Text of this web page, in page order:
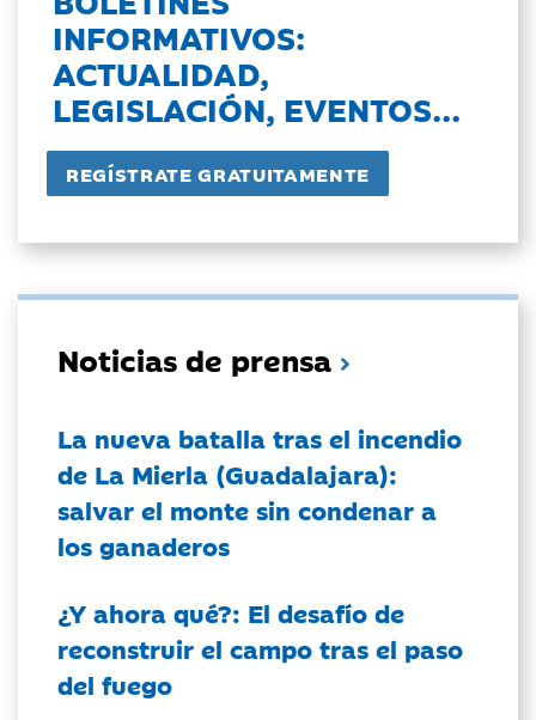
INFORMATIVOS:
ACTUALIDAD,
LEGISLACIÓN, EVENTOS...
Noticias de prensa
La nueva batalla tras el incendio
de La Mierla (Guadalajara):
salvar el monte sin condenar a
los ganaderos
¿Y ahora qué?: El desafío de
reconstruir el campo tras el paso
del fuego